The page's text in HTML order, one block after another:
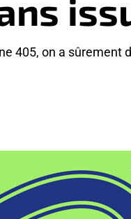
405, on a sûrement